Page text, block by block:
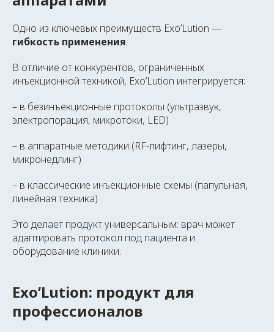
Одно из ключевых преимуществ Exo’Lution —
гибкость применения.
В отличие от конкурентов, ограниченных
инъекционной техникой, Exo’Lution интегрируется:
– в безинъекционные протоколы (ультразвук,
электропорация, микротоки, LED)
– в аппаратные методики (RF-лифтинг, лазеры,
микронедлинг)
– в классические инъекционные схемы (папульная,
линейная техника)
Это делает продукт универсальным: врач может
адаптировать протокол под пациента и
оборудование клиники.
Exo’Lution: продукт для
профессионалов